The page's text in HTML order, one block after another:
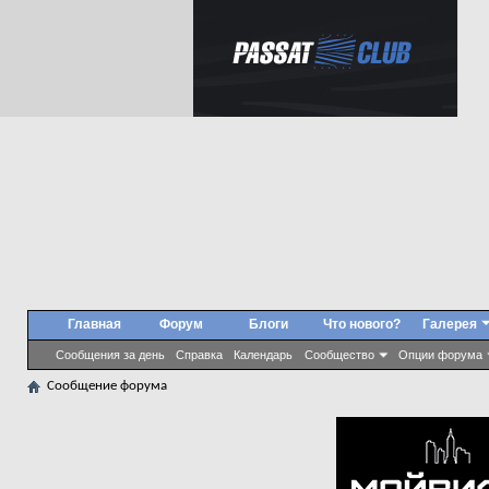
Главная Форум
Сообщения за день Справка Календарь Сообщество Опции форума
Блоги Что нового? Галерея
Сообщение форума